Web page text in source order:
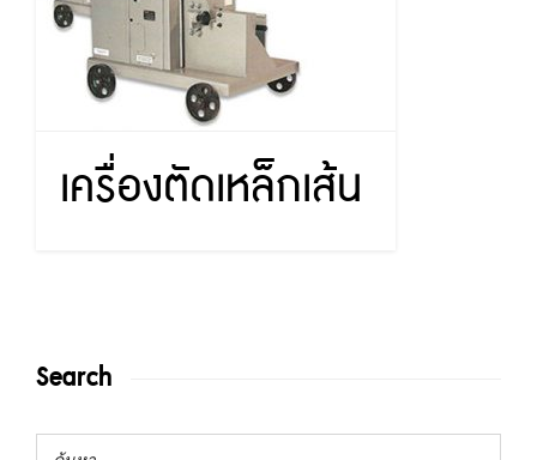
เครื่องตัดเหล็กเส้น
Search